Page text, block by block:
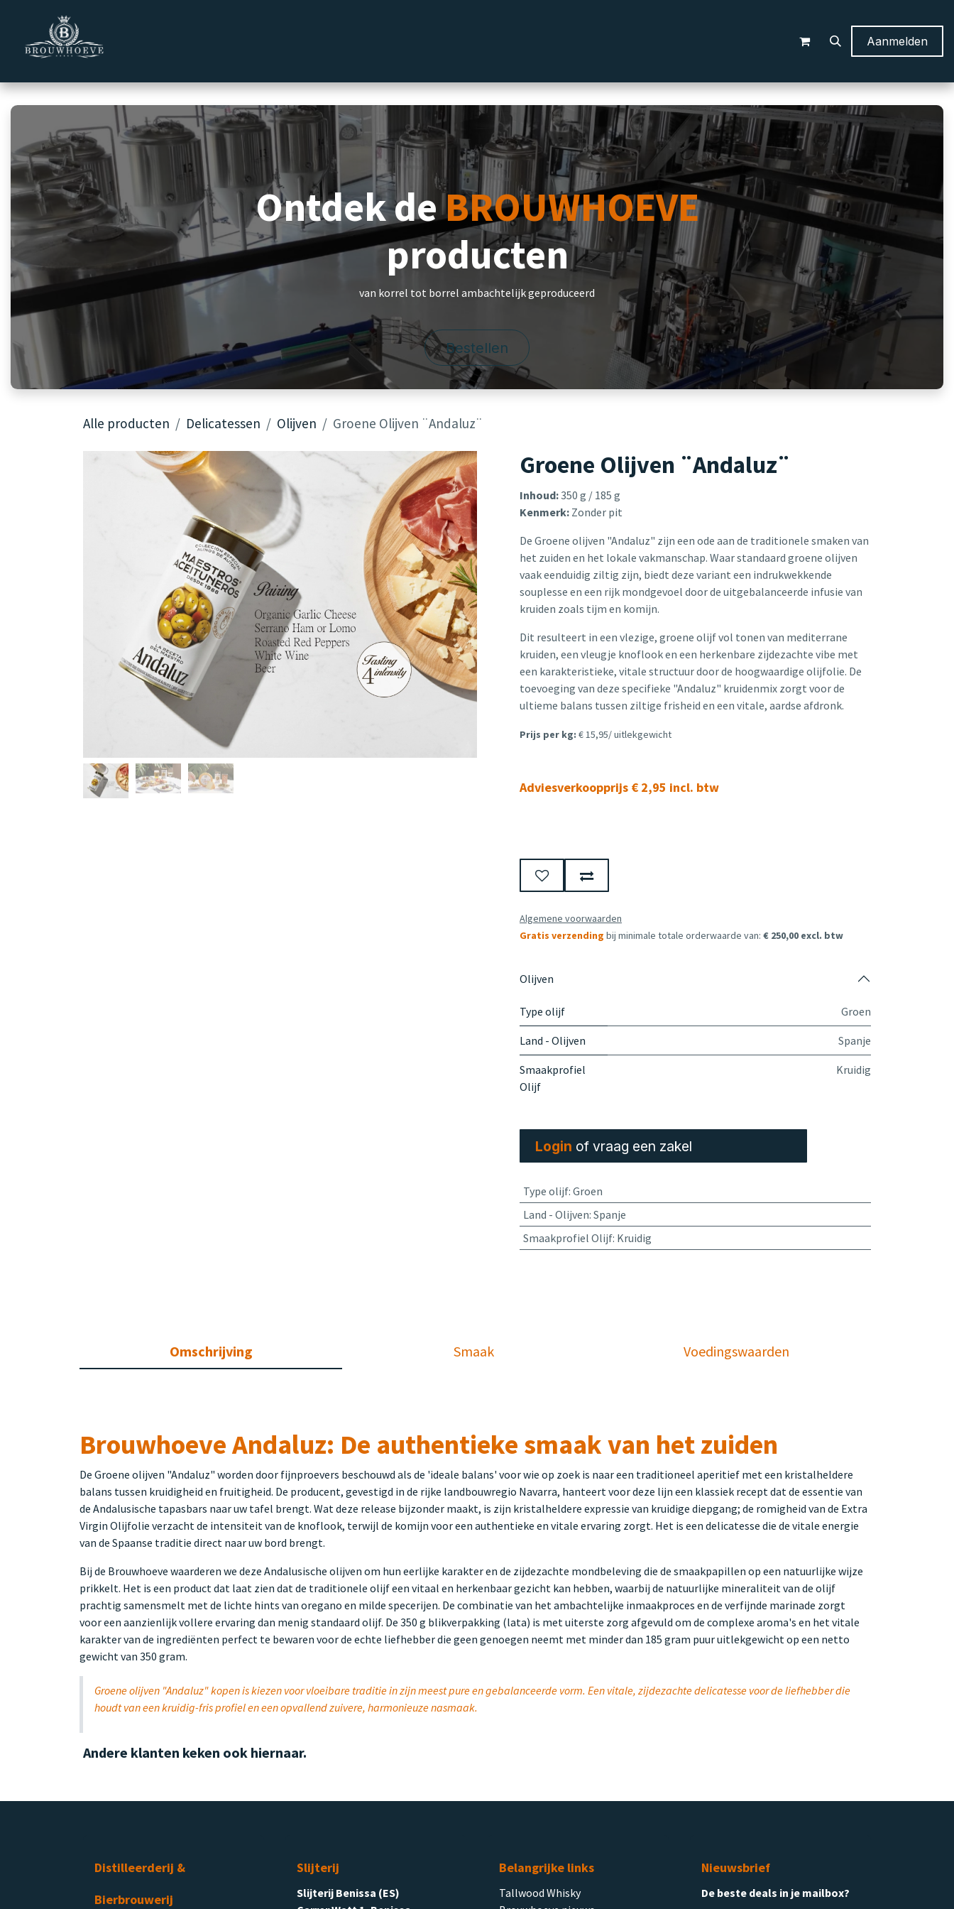
Aanmelden
Ontdek deBROUWHOEVE
producten
van korrel tot borrel ambachtelijk geproduceerd
Bestellen
Alle producten Delicatessen Olijven Groene Olijven ¨Andaluz¨
Groene Olijven ¨Andaluz¨
Inhoud:350 g / 185 g
Kenmerk: Zonder pit
De Groene olijven "Andaluz" zijn een ode aan de traditionele smaken van
het zuiden en het lokale vakmanschap. Waar standaard groene olijven
vaak eenduidig ziltig zijn, biedt deze variant een indrukwekkende
souplesse en een rijk mondgevoel door de uitgebalanceerde infusie van
kruiden zoals tijm en komijn.
Dit resulteert in een vlezige, groene olijf vol tonen van mediterrane
kruiden, een vleugje knoflook en een herkenbare zijdezachte vibe met
een karakteristieke, vitale structuur door de hoogwaardige olijfolie. De
toevoeging van deze specifieke "Andaluz" kruidenmix zorgt voor de
ultieme balans tussen ziltige frisheid en een vitale, aardse afdronk.
Prijs per kg: € 15,95/ uitlekgewicht
Adviesverkoopprijs € 2,95 incl. btw
Algemene voorwaarden
Gratis verzending bij minimale totale orderwaarde van: € 250,00 excl. btw
Olijven
Type olijf Groen
Land - Olijven Spanje
Smaakprofiel
Olijf
Kruidig
Login of vraag een zakel
Type olijf: Groen
Land - Olijven: Spanje
Smaakprofiel Olijf: Kruidig
Omschrijving Smaak Voedingswaarden
Brouwhoeve Andaluz: De authentieke smaak van het zuiden
De Groene olijven "Andaluz" worden door fijnproevers beschouwd als de 'ideale balans' voor wie op zoek is naar een traditioneel aperitief met een kristalheldere
balans tussen kruidigheid en fruitigheid. De producent, gevestigd in de rijke landbouwregio Navarra, hanteert voor deze lijn een klassiek recept dat de essentie van
de Andalusische tapasbars naar uw tafel brengt. Wat deze release bijzonder maakt, is zijn kristalheldere expressie van kruidige diepgang; de romigheid van de Extra
Virgin Olijfolie verzacht de intensiteit van de knoflook, terwijl de komijn voor een authentieke en vitale ervaring zorgt. Het is een delicatesse die de vitale energie
van de Spaanse traditie direct naar uw bord brengt.
Bij de Brouwhoeve waarderen we deze Andalusische olijven om hun eerlijke karakter en de zijdezachte mondbeleving die de smaakpapillen op een natuurlijke wijze
prikkelt. Het is een product dat laat zien dat de traditionele olijf een vitaal en herkenbaar gezicht kan hebben, waarbij de natuurlijke mineraliteit van de olijf
prachtig samensmelt met de lichte hints van oregano en milde specerijen. De combinatie van het ambachtelijke inmaakproces en de verfijnde marinade zorgt
voor een aanzienlijk vollere ervaring dan menig standaard olijf. De 350 g blikverpakking (lata) is met uiterste zorg afgevuld om de complexe aroma's en het vitale
karakter van de ingrediënten perfect te bewaren voor de echte liefhebber die geen genoegen neemt met minder dan 185 gram puur uitlekgewicht op een netto
gewicht van 350 gram.
Groene olijven "Andaluz" kopen is kiezen voor vloeibare traditie in zijn meest pure en gebalanceerde vorm. Een vitale, zijdezachte delicatesse voor de liefhebber die
houdt van een kruidig-fris profiel en een opvallend zuivere, harmonieuze nasmaak.
Andere klanten keken ook hiernaar.
Distilleerderij &
Bierbrouwerij
Slijterij
Slijterij Benissa (ES)
Belangrijke links
Tallwood Whisky
Nieuwsbrief
De beste deals in je mailbox?